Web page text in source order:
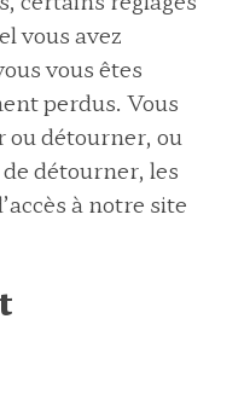
vous avez
vous êtes
perdus. Vous
ou détourner, ou
détourner, les
à notre site